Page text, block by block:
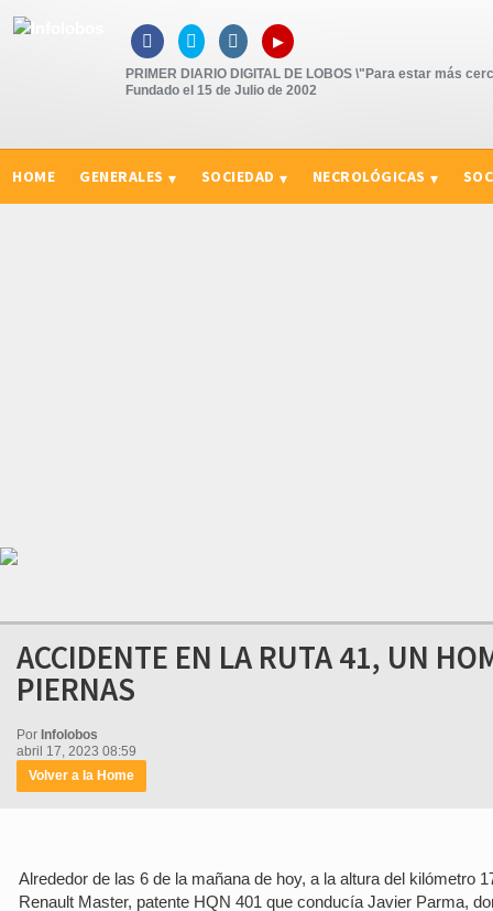
   ▸
PRIMER DIARIO DIGITAL DE LOBOS \"Para estar más
Fundado el 15 de Julio de 2002
HOME GENERALES SOCIEDAD NECROLÓGICAS
ACCIDENTE EN LA RUTA 41, UN
PIERNAS
Por Infolobos
abril 17, 2023 08:59
Volver a la Home
Alrededor de las 6 de la mañana de hoy, a la altura del
Renault Master, patente HQN 401 que conducía Javier Parma,